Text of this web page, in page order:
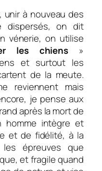
unir à nouveau des
dispersés, on dit
vénerie, on utilise
les chiens »
et surtout les
de la meute.
reviennent mais
je pense aux
après la mort de
homme intègre et
et de fidélité, à la
épreuves que
et fragile quand